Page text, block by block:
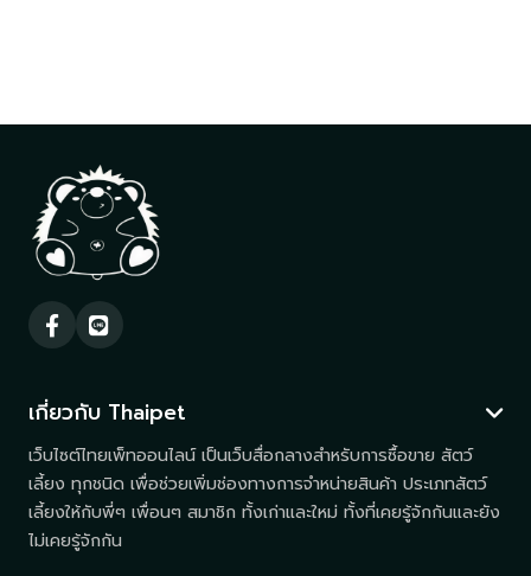
เกี่ยวกับ Thaipet
เว็บไซต์ไทยเพ็ทออนไลน์ เป็นเว็บสื่อกลางสำหรับการซื้อขาย สัตว์
เลี้ยง ทุกชนิด เพื่อช่วยเพิ่มช่องทางการจำหน่ายสินค้า ประเภทสัตว์
เลี้ยงให้กับพี่ๆ เพื่อนๆ สมาชิก ทั้งเก่าและใหม่ ทั้งที่เคยรู้จักกันและยัง
ไม่เคยรู้จักกัน